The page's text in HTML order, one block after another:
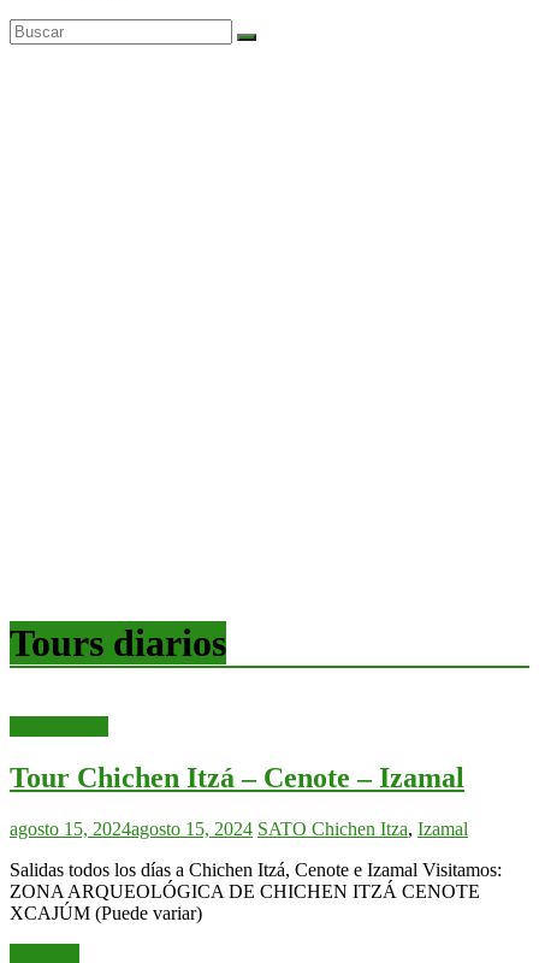
Tours diarios
Tour Chichen Itzá – Cenote – Izamal
agosto 15, 2024agosto 15, 2024 SATO Chichen Itza, Izamal
Salidas todos los días a Chichen Itzá, Cenote e Izamal Visitamos:
ZONA ARQUEOLÓGICA DE CHICHEN ITZÁ CENOTE
XCAJÚM (Puede variar)